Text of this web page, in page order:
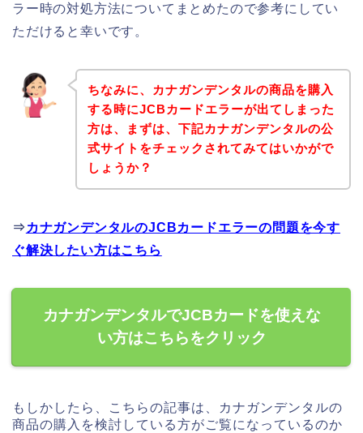
ラー時の対処方法についてまとめたので参考にしてい
ただけると幸いです。
ちなみに、カナガンデンタルの商品を購入
する時にJCBカードエラーが出てしまった
方は、まずは、下記カナガンデンタルの公
式サイトをチェックされてみてはいかがで
しょうか？
⇒ カナガンデンタルのJCBカードエラーの問題を今す
ぐ解決したい方はこちら
カナガンデンタルでJCBカードを使えな
い方はこちらをクリック
もしかしたら、こちらの記事は、カナガンデンタルの
商品の購入を検討している方がご覧になっているのか